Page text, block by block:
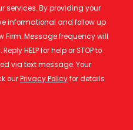
services. By providing your
informational and follow up
Firm. Message frequency will
HELP for help or STOP to
via text message. Your
ourPrivacy Policyfor details